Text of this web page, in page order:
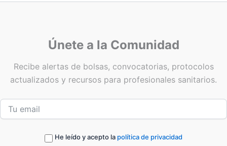
Únete a la Comunidad
Recibe alertas de bolsas, convocatorias, protocolos
actualizados y recursos para profesionales sanitarios.
He leído y acepto la política de privacidad